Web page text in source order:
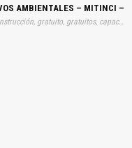
AMBIENTALES – MITINCI
Tags: curso, cursos, manuales, instrucciones, libros, instrucción, gratuito, gratuitos, capacitación, entrenamiento, capacitaciones, información, datos, gratis, descargar, procedimientos, administrativos, ambientales, mitinci, estudios, impactos, ambientales, bases, reglamentos, industrias, tramites, desarrollos, diagnosticos, aprobaciones, denuncias, ambientales, modificaciones, aprender, descargas